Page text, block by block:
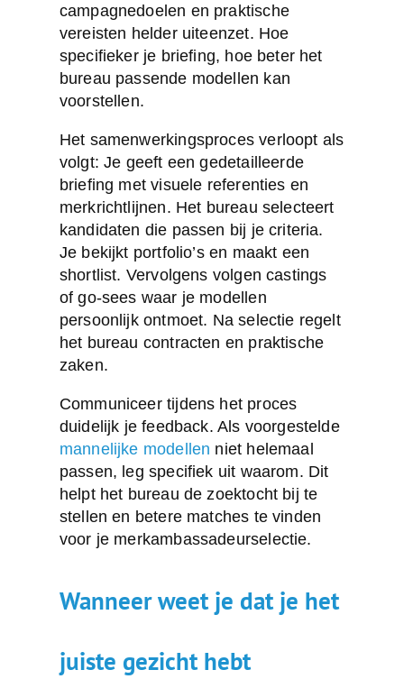
campagnedoelen en praktische
vereisten helder uiteenzet. Hoe
specifieker je briefing, hoe beter het
bureau passende modellen kan
voorstellen.
Het samenwerkingsproces verloopt als
volgt: Je geeft een gedetailleerde
briefing met visuele referenties en
merkrichtlijnen. Het bureau selecteert
kandidaten die passen bij je criteria.
Je bekijkt portfolio’s en maakt een
shortlist. Vervolgens volgen castings
of go-sees waar je modellen
persoonlijk ontmoet. Na selectie regelt
het bureau contracten en praktische
zaken.
Communiceer tijdens het proces
duidelijk je feedback. Als voorgestelde
mannelijke modellen niet helemaal
passen, leg specifiek uit waarom. Dit
helpt het bureau de zoektocht bij te
stellen en betere matches te vinden
voor je merkambassadeurselectie.
Wanneer weet je dat je het
juiste gezicht hebt